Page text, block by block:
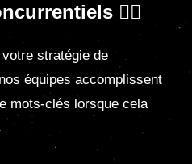
🕵️‍♀️
votre stratégie de
équipes accomplissent
mots-clés lorsque cela